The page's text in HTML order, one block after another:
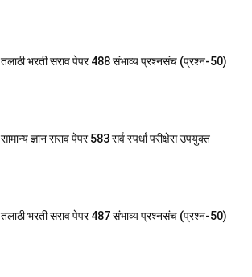
तलाठी भरती सराव पेपर 488 संभाव्य प्रश्नसंच (प्रश्न-50)
सामान्य ज्ञान सराव पेपर 583 सर्व स्पर्धा परीक्षेस उपयुक्त
तलाठी भरती सराव पेपर 487 संभाव्य प्रश्नसंच (प्रश्न-50)